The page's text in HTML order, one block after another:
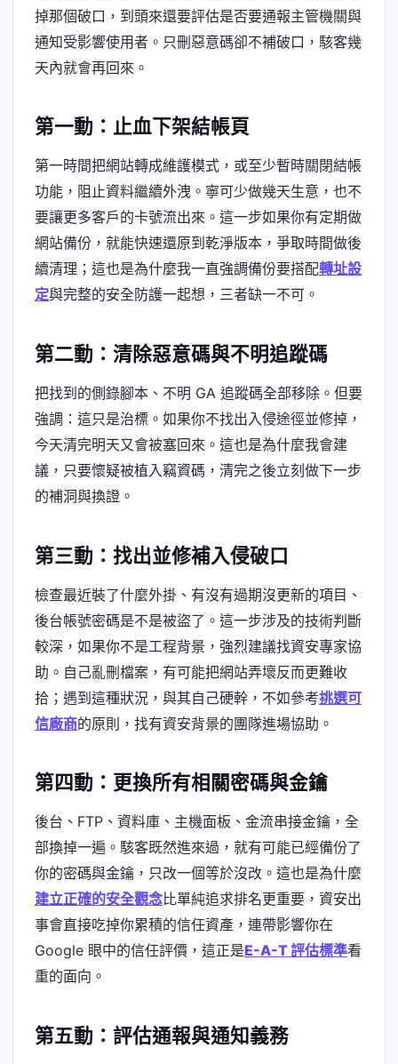
掉那個破口，到頭來還要評估是否要通報主管機關與
通知受影響使用者。只刪惡意碼卻不補破口，駭客幾
天內就會再回來。
第一動：止血下架結帳頁
第一時間把網站轉成維護模式，或至少暫時關閉結帳
功能，阻止資料繼續外洩。寧可少做幾天生意，也不
要讓更多客戶的卡號流出來。這一步如果你有定期做
網站備份，就能快速還原到乾淨版本，爭取時間做後
續清理；這也是為什麼我一直強調備份要搭配轉址設
定與完整的安全防護一起想，三者缺一不可。
第二動：清除惡意碼與不明追蹤碼
把找到的側錄腳本、不明 GA 追蹤碼全部移除。但要
強調：這只是治標。如果你不找出入侵途徑並修掉，
今天清完明天又會被塞回來。這也是為什麼我會建
議，只要懷疑被植入竊資碼，清完之後立刻做下一步
的補洞與換證。
第三動：找出並修補入侵破口
檢查最近裝了什麼外掛、有沒有過期沒更新的項目、
後台帳號密碼是不是被盜了。這一步涉及的技術判斷
較深，如果你不是工程背景，強烈建議找資安專家協
助。自己亂刪檔案，有可能把網站弄壞反而更難收
拾；遇到這種狀況，與其自己硬幹，不如參考挑選可
信廠商的原則，找有資安背景的團隊進場協助。
第四動：更換所有相關密碼與金鑰
後台、FTP、資料庫、主機面板、金流串接金鑰，全
部換掉一遍。駭客既然進來過，就有可能已經備份了
你的密碼與金鑰，只改一個等於沒改。這也是為什麼
建立正確的安全觀念比單純追求排名更重要，資安出
事會直接吃掉你累積的信任資產，連帶影響你在
Google 眼中的信任評價，這正是E-A-T 評估標準看
重的面向。
第五動：評估通報與通知義務